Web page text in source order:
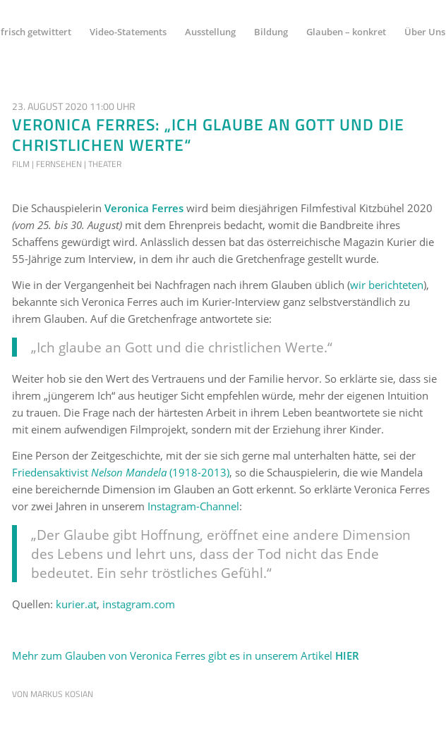
frisch getwittert Video-Statements Ausstellung Bildung Glauben – konkret Über Uns
23. AUGUST 2020 11:00 UHR
VERONICA FERRES: „ICH GLAUBE AN GOTT UND DIE
CHRISTLICHEN WERTE“
FILM | FERNSEHEN | THEATER
Die Schauspielerin Veronica Ferres wird beim diesjährigen Filmfestival Kitzbühel 2020
(vom 25. bis 30. August) mit dem Ehrenpreis bedacht, womit die Bandbreite ihres
Schaffens gewürdigt wird. Anlässlich dessen bat das österreichische Magazin Kurier die
55-Jährige zum Interview, in dem ihr auch die Gretchenfrage gestellt wurde.
Wie in der Vergangenheit bei Nachfragen nach ihrem Glauben üblich (wir berichteten),
bekannte sich Veronica Ferres auch im Kurier-Interview ganz selbstverständlich zu
ihrem Glauben. Auf die Gretchenfrage antwortete sie:
„Ich glaube an Gott und die christlichen Werte.“
Weiter hob sie den Wert des Vertrauens und der Familie hervor. So erklärte sie, dass sie
ihrem „jüngerem Ich“ aus heutiger Sicht empfehlen würde, mehr der eigenen Intuition
zu trauen. Die Frage nach der härtesten Arbeit in ihrem Leben beantwortete sie nicht
mit einem aufwendigen Filmprojekt, sondern mit der Erziehung ihrer Kinder.
Eine Person der Zeitgeschichte, mit der sie sich gerne mal unterhalten hätte, sei der
Friedensaktivist Nelson Mandela (1918-2013), so die Schauspielerin, die wie Mandela
eine bereichernde Dimension im Glauben an Gott erkennt. So erklärte Veronica Ferres
vor zwei Jahren in unserem Instagram-Channel:
„Der Glaube gibt Hoffnung, eröffnet eine andere Dimension
des Lebens und lehrt uns, dass der Tod nicht das Ende
bedeutet. Ein sehr tröstliches Gefühl.“
Quellen: kurier.at, instagram.com
Mehr zum Glauben von Veronica Ferres gibt es in unserem Artikel HIER
VON MARKUS KOSIAN